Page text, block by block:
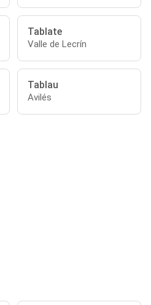
Tablate
Valle de Lecrín
Tablau
Avilés